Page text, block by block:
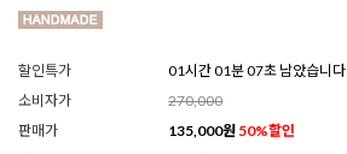
할인특가
01시간 01분 05초 남았습니다
소비자가
270,000
판매가
135,000원 50%할인